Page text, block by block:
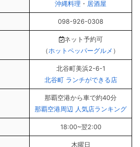
沖縄料理 ・ 居酒屋
098-926-0308
ネット予約可
（ホットペッパーグルメ ）
北谷町美浜2-6-1
北谷町 ランチができる店
那覇空港から車で約40分
那覇空港周辺 人気店ランキング
18:00~翌2:00
木曜日